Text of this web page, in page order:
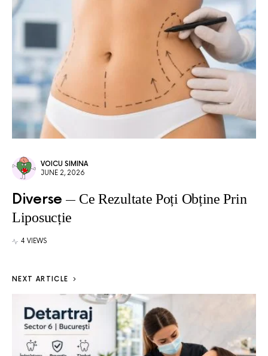
VOICU SIMINA
JUNE 2, 2026
Diverse
Ce Rezultate Poți Obține Prin
Liposucție
4 VIEWS
NEXT ARTICLE